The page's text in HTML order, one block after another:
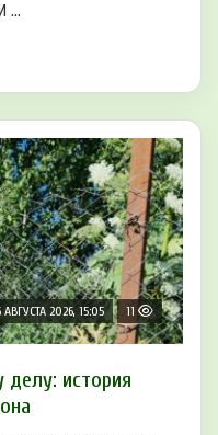
...
АВГУСТА 2026, 15:05 11
делу: история